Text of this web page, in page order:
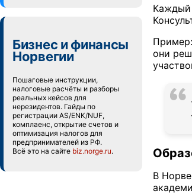
Бизнес и финансы
Норвегии
Пошаговые инструкции,
налоговые расчёты и разборы
реальных кейсов для
нерезидентов. Гайды по
регистрации AS/ENK/NUF,
комплаенс, открытие счетов и
оптимизация налогов для
предпринимателей из РФ.
Всё это на сайте biz.norge.ru.
Каждый
они
В